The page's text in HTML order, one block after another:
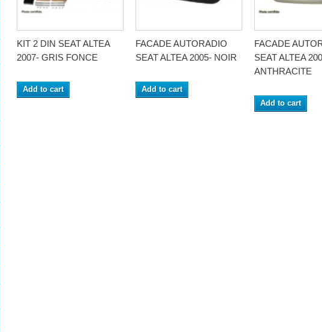
KIT 2 DIN SEAT ALTEA
2007- GRIS FONCE
Add to cart
FACADE AUTORADIO
SEAT ALTEA 2005- NOIR
Add to cart
FACADE
SEAT ALTEA
ANTHRACITE
Add to cart